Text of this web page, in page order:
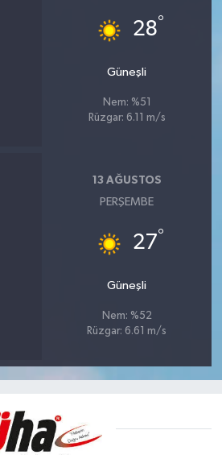
28°
Güneşli
Nem: %51
Rüzgar: 6.11 m/s
13 AĞUSTOS
PERŞEMBE
27°
Güneşli
Nem: %52
Rüzgar: 6.61 m/s